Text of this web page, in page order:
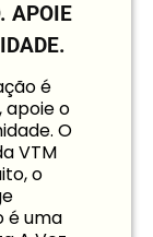
APOIE
é
apoie o
O
VTM
o
é uma